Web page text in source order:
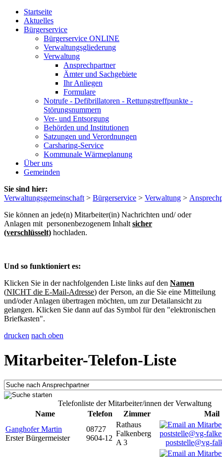
Startseite
Aktuelles
Bürgerservice
Bürgerservice ONLINE
Verwaltungsgliederung
Verwaltung
Ansprechpartner
Ämter und Sachgebiete
Ihr Anliegen
Formulare
Notrufe - Defibrillatoren - Rettungstreffpunkte -
Störungsnummern
Ver- und Entsorgung
Behörden und Institutionen
Satzungen und Verordnungen
Carsharing-Service
Kommunale Wärmeplanung
Über uns
Gemeinden
Sie sind hier:
Verwaltungsgemeinschaft > Bürgerservice > Verwaltung >
Sie können an jede(n) Mitarbeiter(in) Nachrichten und/ oder
Anlagen mit personenbezogenem Inhalt sicher
(verschlüsselt) hochladen.
Und so funktioniert es:
Klicken Sie in der nachfolgenden Liste links auf den Namen
(NICHT die E-Mail-Adresse) der Person, an die Sie eine Mitteilung
und/oder Anlagen übertragen möchten, um zur Detailansicht zu
gelangen. Klicken Sie dann auf das Symbol für den "elektronischen
Briefkasten".
drucken nach oben
Mitarbeiter-Telefon-Liste
Telefonliste der Mitarbeiter/innen der Verwaltung
Name
Telefon Zimmer
Mail
Ganghofer Martin
Erster Bürgermeister
08727
9604-12
Rathaus
Falkenberg
A 3
poststelle@vg-